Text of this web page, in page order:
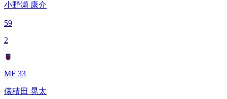
小野瀬 康介
59
2
MF 33
俵積田 晃太